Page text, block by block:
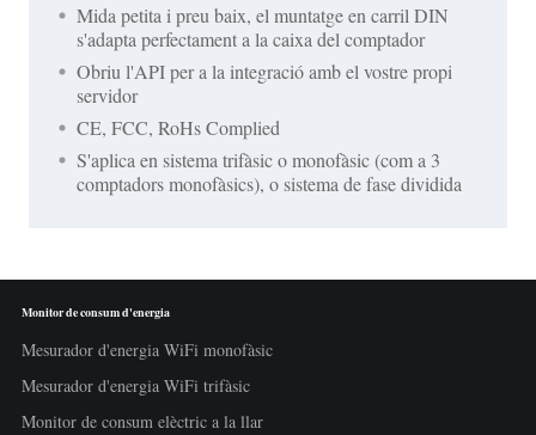
Mida petita i preu baix, el muntatge en carril DIN
s'adapta perfectament a la caixa del comptador
Obriu l'API per a la integració amb el vostre propi
servidor
CE, FCC, RoHs Complied
S'aplica en sistema trifàsic o monofàsic (com a 3
comptadors monofàsics), o sistema de fase dividida
Monitor de consum d'energia
Mesurador d'energia WiFi monofàsic
Mesurador d'energia WiFi trifàsic
Monitor de consum elèctric a la llar